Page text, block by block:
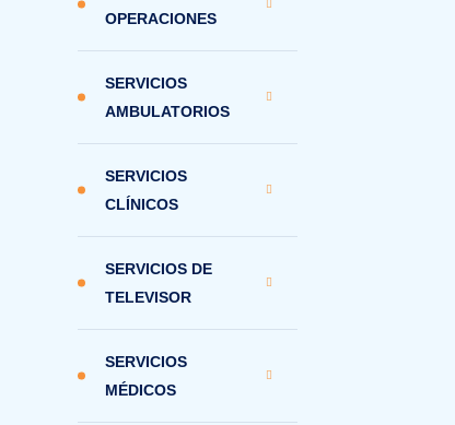
OPERACIONES
SERVICIOS
AMBULATORIOS
SERVICIOS
CLÍNICOS
SERVICIOS DE
TELEVISOR
SERVICIOS
MÉDICOS